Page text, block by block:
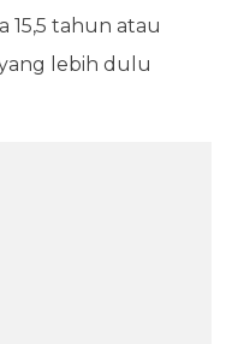
15,5 tahun atau
lebih dulu